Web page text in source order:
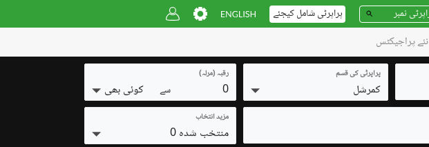
پراپرٹی شامل کیجئے
نئے پراجیکٹس
پراپرٹی کی قسم
کمرشل
رقبہ (مرلہ)
0 سے کوئی بھی
مزید انتخاب
منتخب شدہ 0